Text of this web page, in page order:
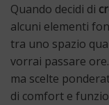
Quando decidi di
alcuni elementi
tra uno spazio
vorrai passare
ma scelte
di comfort e